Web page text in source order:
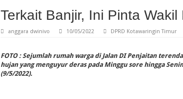
Terkait Banjir, Ini Pinta Wakil
anggara dwinivo 10/05/2022 DPRD Kotawaringin Timur
FOTO : Sejumlah rumah warga di Jalan DI Penjaitan
hujan yang menguyur deras pada Minggu sore hingga
(9/5/2022).